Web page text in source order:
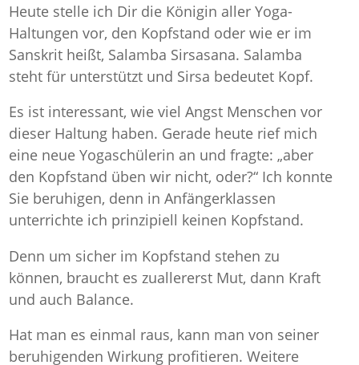
Heute stelle ich Dir die Königin aller Yoga-
Haltungen vor, den Kopfstand oder wie er im
Sanskrit heißt, Salamba Sirsasana. Salamba
steht für unterstützt und Sirsa bedeutet Kopf.
Es ist interessant, wie viel Angst Menschen vor
dieser Haltung haben. Gerade heute rief mich
eine neue Yogaschülerin an und fragte: „aber
den Kopfstand üben wir nicht, oder?“ Ich konnte
Sie beruhigen, denn in Anfängerklassen
unterrichte ich prinzipiell keinen Kopfstand.
Denn um sicher im Kopfstand stehen zu
können, braucht es zuallererst Mut, dann Kraft
und auch Balance.
Hat man es einmal raus, kann man von seiner
beruhigenden Wirkung profitieren. Weitere